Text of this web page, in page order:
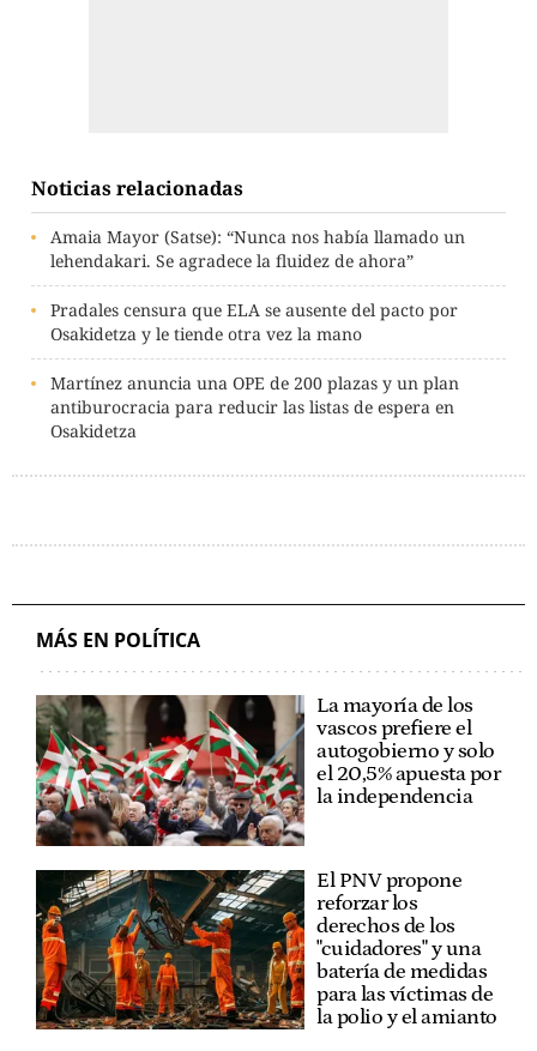
Noticias relacionadas
Amaia Mayor (Satse): “Nunca nos había llamado un
lehendakari. Se agradece la fluidez de ahora”
Pradales censura que ELA se ausente del pacto por
Osakidetza y le tiende otra vez la mano
Martínez anuncia una OPE de 200 plazas y un plan
antiburocracia para reducir las listas de espera en
Osakidetza
MÁS EN POLÍTICA
La mayoría de los
vascos prefiere el
autogobierno y solo
el 20,5% apuesta por
la independencia
El PNV propone
reforzar los
derechos de los
"cuidadores" y una
batería de medidas
para las víctimas de
la polio y el amianto